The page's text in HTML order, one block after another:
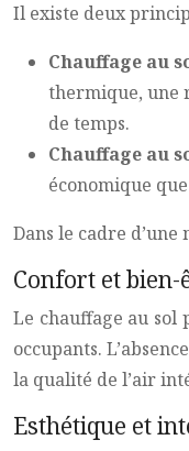
Il existe deux
Chauffage au
thermique, une
de temps.
Chauffage au
économique
Dans le cadre
Confort et
Le chauffage au sol
occupants.
la qualité de l’air
Esthétique et